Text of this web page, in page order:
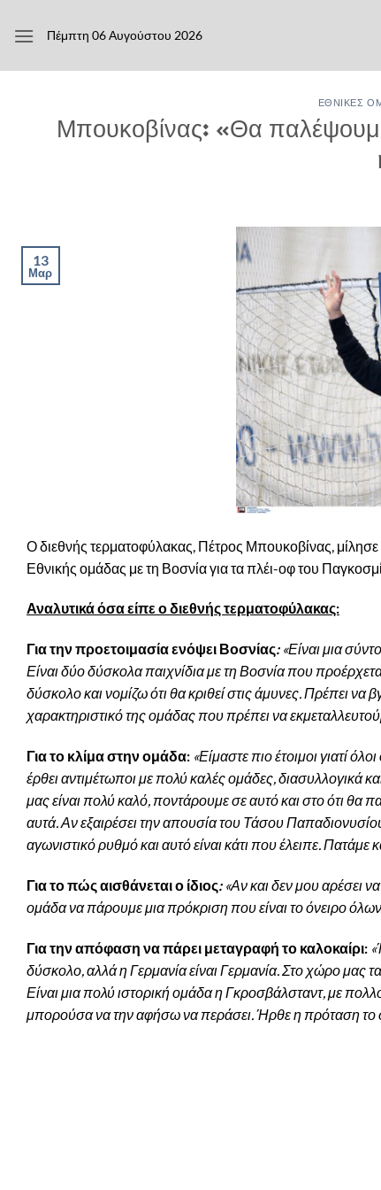
στο
Πέμπτη 06 Αυγούστου 2026
ΕΘΝΙΚΈΣ
Μπουκοβίνας: «Θα
13
Μαρ
Ο διεθνής τερματοφύλακας, Πέτρος Μπουκοβίνας, μίλησε
Εθνικής ομάδας με τη Βοσνία για τα πλέι-οφ του
Αναλυτικά όσα είπε ο διεθνής τερματοφύλακας:
Για την προετοιμασία ενόψει Βοσνίας: «Είναι μια
Είναι δύο δύσκολα παιχνίδια με τη Βοσνία που
δύσκολο και νομίζω ότι θα κριθεί στις άμυνες. Πρέπει
χαρακτηριστικό της ομάδας που πρέπει να
Για το κλίμα στην ομάδα: «Είμαστε πιο έτοιμοι γιατί
έρθει αντιμέτωποι με πολύ καλές ομάδες, διασυλλογικά
μας είναι πολύ καλό, ποντάρουμε σε αυτό και στο ότι θα
αυτά. Αν εξαιρέσει την απουσία του Τάσου
αγωνιστικό ρυθμό και αυτό είναι κάτι που έλειπε. Πατάμε
Για το πώς αισθάνεται ο ίδιος:«Αν και δεν μου αρέσει
ομάδα να πάρουμε μια πρόκριση που είναι το όνειρο
Για την απόφαση να πάρει μεταγραφή το καλοκαίρι:
δύσκολο, αλλά η Γερμανία είναι Γερμανία. Στο χώρο
Είναι μια πολύ ιστορική ομάδα η Γκροσβάλσταντ, με
μπορούσα να την αφήσω να περάσει. Ήρθε η πρόταση το